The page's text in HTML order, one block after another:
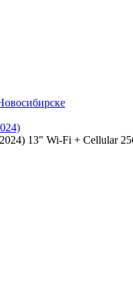
13" Wi-Fi + Cellular